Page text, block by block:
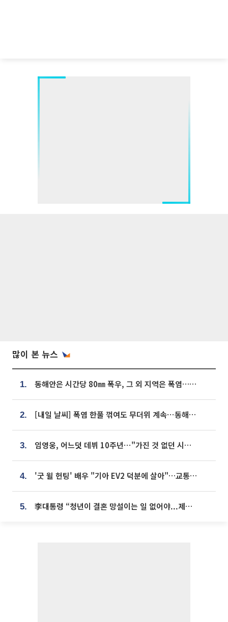
많이 본 뉴스
1. 동해안은 시간당 80㎜ 폭우, 그 외 지역은 폭염…‘극과 극 날씨’
2. [내일 날씨] 폭염 한풀 꺾여도 무더위 계속⋯동해안 이틀 연속 비
3. 임영웅, 어느덧 데뷔 10주년⋯"가진 것 없던 시절, 내 앞엔 20명의 팬뿐"
4. '굿 윌 헌팅' 배우 "기아 EV2 덕분에 살아"…교통사고 후 안전성 극찬
5. 李대통령 “청년이 결혼 망설이는 일 없어야...제도상 불이익 조사”